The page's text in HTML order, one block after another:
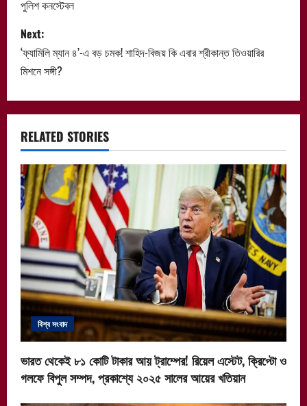
s
t
n
a
v
i
g
a
t
i
o
n
পুলিশ কনস্টেবল
Next:
‘ফ্যামিলি ম্যান ৪’-এ বড় চমক! শাহিদ-বিজয় কি এবার শ্রীকান্ত তিওয়ারির
মিশনে সঙ্গী?
RELATED STORIES
বিশ্ব সংবাদ
ভারত থেকেই ৮১ কোটি টাকার আয় ট্রাম্পের! রিয়েল এস্টেট, ক্রিপ্টো ও
গলফে বিপুল সম্পদ, প্রকাশ্যে ২০২৫ সালের আয়ের খতিয়ান